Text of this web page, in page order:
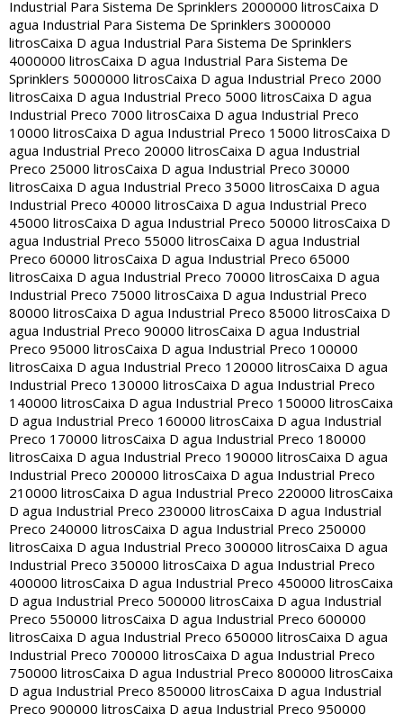
Industrial Para Sistema De Sprinklers 2000000 litrosCaixa D
agua Industrial Para Sistema De Sprinklers 3000000
litrosCaixa D agua Industrial Para Sistema De Sprinklers
4000000 litrosCaixa D agua Industrial Para Sistema De
Sprinklers 5000000 litrosCaixa D agua Industrial Preco 2000
litrosCaixa D agua Industrial Preco 5000 litrosCaixa D agua
Industrial Preco 7000 litrosCaixa D agua Industrial Preco
10000 litrosCaixa D agua Industrial Preco 15000 litrosCaixa D
agua Industrial Preco 20000 litrosCaixa D agua Industrial
Preco 25000 litrosCaixa D agua Industrial Preco 30000
litrosCaixa D agua Industrial Preco 35000 litrosCaixa D agua
Industrial Preco 40000 litrosCaixa D agua Industrial Preco
45000 litrosCaixa D agua Industrial Preco 50000 litrosCaixa D
agua Industrial Preco 55000 litrosCaixa D agua Industrial
Preco 60000 litrosCaixa D agua Industrial Preco 65000
litrosCaixa D agua Industrial Preco 70000 litrosCaixa D agua
Industrial Preco 75000 litrosCaixa D agua Industrial Preco
80000 litrosCaixa D agua Industrial Preco 85000 litrosCaixa D
agua Industrial Preco 90000 litrosCaixa D agua Industrial
Preco 95000 litrosCaixa D agua Industrial Preco 100000
litrosCaixa D agua Industrial Preco 120000 litrosCaixa D agua
Industrial Preco 130000 litrosCaixa D agua Industrial Preco
140000 litrosCaixa D agua Industrial Preco 150000 litrosCaixa
D agua Industrial Preco 160000 litrosCaixa D agua Industrial
Preco 170000 litrosCaixa D agua Industrial Preco 180000
litrosCaixa D agua Industrial Preco 190000 litrosCaixa D agua
Industrial Preco 200000 litrosCaixa D agua Industrial Preco
210000 litrosCaixa D agua Industrial Preco 220000 litrosCaixa
D agua Industrial Preco 230000 litrosCaixa D agua Industrial
Preco 240000 litrosCaixa D agua Industrial Preco 250000
litrosCaixa D agua Industrial Preco 300000 litrosCaixa D agua
Industrial Preco 350000 litrosCaixa D agua Industrial Preco
400000 litrosCaixa D agua Industrial Preco 450000 litrosCaixa
D agua Industrial Preco 500000 litrosCaixa D agua Industrial
Preco 550000 litrosCaixa D agua Industrial Preco 600000
litrosCaixa D agua Industrial Preco 650000 litrosCaixa D agua
Industrial Preco 700000 litrosCaixa D agua Industrial Preco
750000 litrosCaixa D agua Industrial Preco 800000 litrosCaixa
D agua Industrial Preco 850000 litrosCaixa D agua Industrial
Preco 900000 litrosCaixa D agua Industrial Preco 950000